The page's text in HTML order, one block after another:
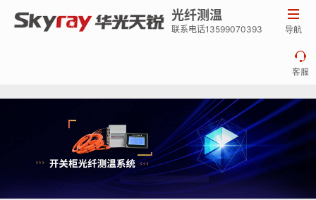
光纤测温
联系电话13599070393

导航

客服